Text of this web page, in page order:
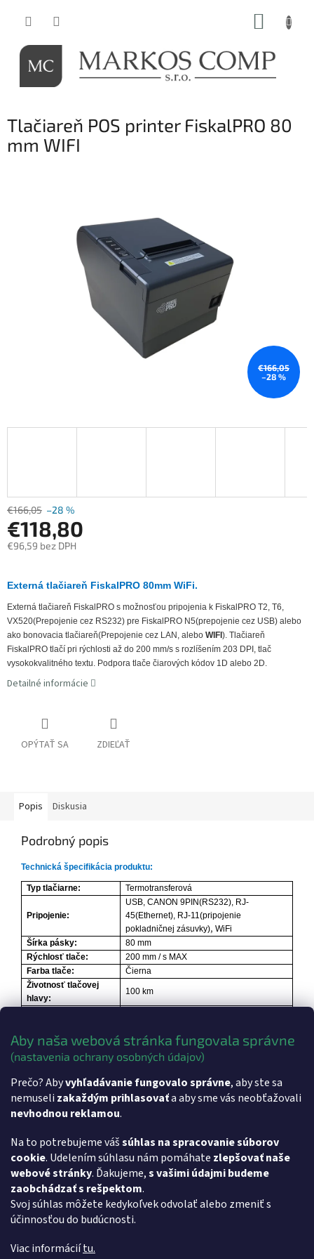
Aby naša webová stránka fungovala správne
(nastavenia ochrany osobných údajov)
Prečo? Abyvyhľadávanie fungovalo správne, aby ste sa
nemuseli zakaždým prihlasovaťa aby sme vás neobťažovali
nevhodnou reklamou.
Na to potrebujeme vášsúhlas na spracovanie súborov
cookie. Udelením súhlasu nám pomáhate zlepšovať naše
webové stránky. Ďakujeme,s vašimi údajmi budeme
zaobchádzať s rešpektom.
Svoj súhlas môžete kedykoľvek odvolať alebo zmeniť s
účinnosťou do budúcnosti.
Viac informáciítu.
Tlačiareň POS printer FiskalPRO 80
mm WIFI
€166,05
–28 %
€166,05 –28 %
€118,80
€96,59 bez DPH
Externá tlačiareň FiskalPRO 80mm WiFi.
Externá tlačiareň FiskalPRO s možnosťou pripojenia k FiskalPRO T2, T6,
VX520(Prepojenie cez RS232) pre FiskalPRO N5(prepojenie cez USB) alebo
ako bonovacia tlačiareň(Prepojenie cez LAN, alebo WIFI ). Tlačiareň
FiskalPRO tlačí pri rýchlosti až do 200 mm/s s rozlíšením 203 DPI, tlač
vysokokvalitného textu. Podpora tlače čiarových kódov 1D alebo 2D.
Detailné informácie
OPÝTAŤ SA ZDIEĽAŤ
Popis Diskusia
Podrobný popis
Technická špecifikácia produktu:
Typ tlačiarne: Termotransferová
Pripojenie:
USB, CANON 9PIN(RS232), RJ-
45(Ethernet), RJ-11(pripojenie
pokladničnej zásuvky),WiFi
Šírka pásky:
80 mm
Rýchlosť tlače:
200 mm / s MAX
Farba tlače:
Čierna
Životnosť tlačovej
hlavy:
100 km
Váha:
2 kg
Dodatočné parametre
Kategória
Ostatné
- Softvér pre vzdialenú pracovnú plochu AnyDesk
- Softvér pre vzdialenú pracovnú plochu TeamViewer